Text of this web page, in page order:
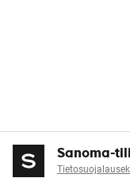
Sanoma-tili